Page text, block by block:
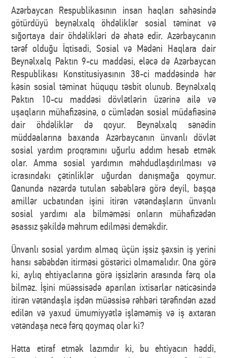
Azərbaycan Respublikasının insan haqları sahəsində
götürdüyü beynəlxalq öhdəliklər sosial təminat və
sığortaya dair öhdəlikləri də əhatə edir. Azərbaycanın
tərəf olduğu İqtisadi, Sosial və Mədəni Haqlara dair
Beynəlxalq Paktın 9-cu maddəsi, eləcə də Azərbaycan
Respublikası Konstitusiyasının 38-ci maddəsində hər
kəsin sosial təminat hüququ təsbit olunub. Beynəlxalq
Paktın 10-cu maddəsi dövlətlərin üzərinə ailə və
uşaqların mühafizəsinə, o cümlədən sosial müdafiəsinə
dair öhdəliklər də qoyur. Beynəlxalq sənədin
müddəalarına baxanda Azərbaycanın ünvanlı dövlət
sosial yardım proqramını uğurlu addım hesab etmək
olar. Amma sosial yardımın məhdudlaşdırılması və
icrasındakı çətinliklər uğurdan danışmağa qoymur.
Qanunda nəzərdə tutulan səbəblərə görə deyil, başqa
amillər ucbatından işini itirən vətəndaşların ünvanlı
sosial yardımı ala bilməməsi onların mühafizədən
əsassız şəkildə məhrum edilməsi deməkdir.
Ünvanlı sosial yardım almaq üçün işsiz şəxsin iş yerini
hansı səbəbdən itirməsi göstərici olmamalıdır. Ona görə
ki, aylıq ehtiyaclarına görə işsizlərin arasında fərq ola
bilməz. İşini müəssisədə aparılan ixtisarlar nəticəsində
itirən vətəndaşla işdən müəssisə rəhbəri tərəfindən azad
edilən və yaxud ümumiyyətlə işləməmiş və iş axtaran
vətəndaşa necə fərq qoymaq olar ki?
Hətta etiraf etmək lazımdır ki, bu ehtiyacın həddi,